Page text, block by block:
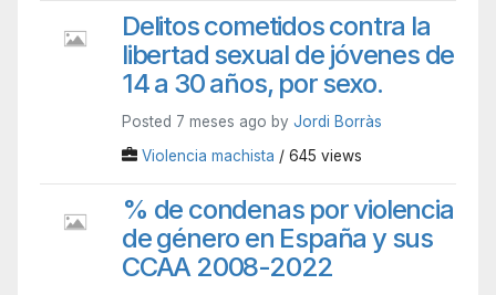
Delitos cometidos contra la
libertad sexual de jóvenes de
14 a 30 años, por sexo.
Posted 7 meses ago by Jordi Borràs
Violencia machista / 645 views
% de condenas por violencia
de género en España y sus
CCAA 2008-2022